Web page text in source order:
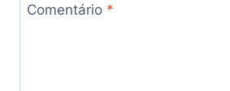
Comentário *